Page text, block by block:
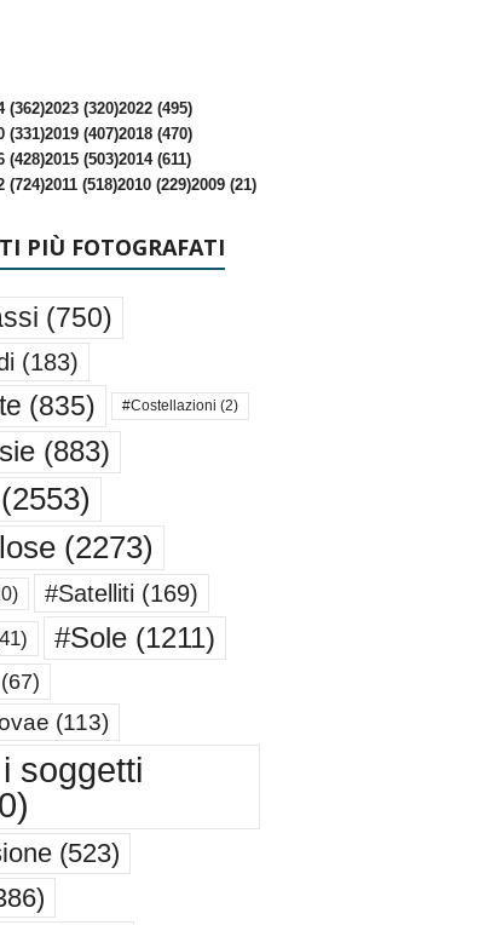
(362)2023 (320)2022 (495)
(331)2019 (407)2018 (470)
(428)2015 (503)2014 (611)
(724)2011 (518)2010 (229)2009 (21)
PIÙ FOTOGRAFATI
(750)
(183)
(835) #Costellazioni (2)
(883)
(2273)
#Satelliti (169)
#Sole(1211)
(67)
(113)
soggetti
(523)